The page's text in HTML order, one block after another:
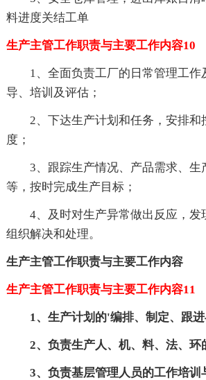
料进度关结工单
生产主管工作职责与主要工作内容10
1、全面负责工厂的日常管理工作
导、培训及评估；
2、下达生产计划和任务，安排和
度；
3、跟踪生产情况、产品需求、生
等，按时完成生产目标；
4、及时对生产异常做出反应，发
组织解决和处理。
生产主管工作职责与主要工作内容
生产主管工作职责与主要工作内容11
1、生产计划的'编排、制定、跟进
2、负责生产人、机、料、法、环
3、负责基层管理人员的工作培训